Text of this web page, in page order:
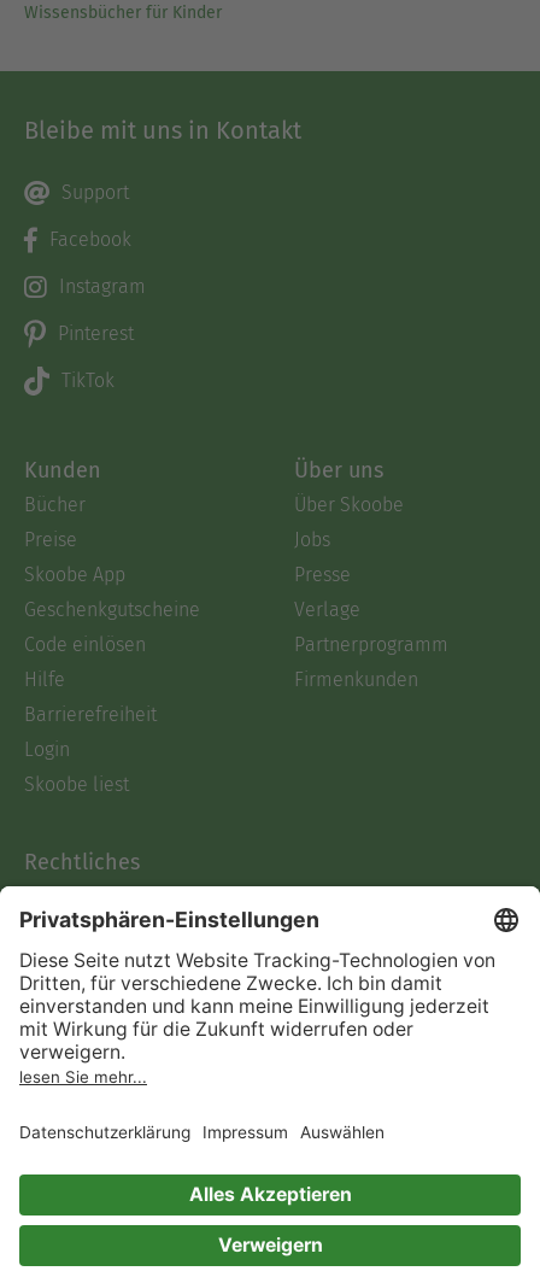
Wissensbücher für Kinder
Bleibe mit uns in Kontakt
Support
Facebook
Instagram
Pinterest
TikTok
Kunden
Bücher
Preise
Skoobe App
Geschenkgutscheine
Code einlösen
Hilfe
Barrierefreiheit
Login
Skoobe liest
Über uns
Über Skoobe
Jobs
Presse
Verlage
Partnerprogramm
Firmenkunden
Rechtliches
AGB
Informationen nach Data
Act
Verträge hier kündigen
Impressum
Immer ein gutes Buch